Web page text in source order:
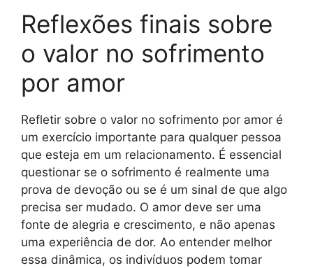
Reflexões finais sobre
o valor no sofrimento
por amor
Refletir sobre o valor no sofrimento por amor é
um exercício importante para qualquer pessoa
que esteja em um relacionamento. É essencial
questionar se o sofrimento é realmente uma
prova de devoção ou se é um sinal de que algo
precisa ser mudado. O amor deve ser uma
fonte de alegria e crescimento, e não apenas
uma experiência de dor. Ao entender melhor
essa dinâmica, os indivíduos podem tomar